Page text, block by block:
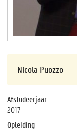
Nicola Puozzo
Afstudeerjaar
2017
Opleiding